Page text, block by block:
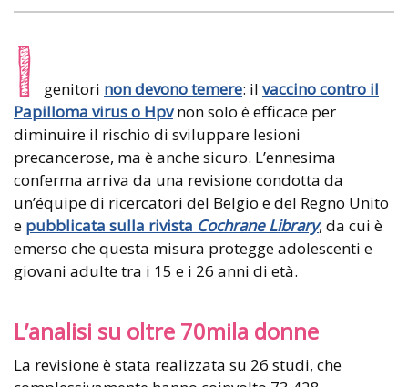
I genitori non devono temere: il vaccino contro il
Papilloma virus o Hpvnon solo è efficace per
diminuire il rischio di sviluppare lesioni
precancerose, ma è anche sicuro. L’ennesima
conferma arriva da una revisione condotta da
un’équipe di ricercatori del Belgio e del Regno Unito
e pubblicata sulla rivista Cochrane Library, da cui è
emerso che questa misura protegge adolescenti e
giovani adulte tra i 15 e i 26 anni di età.
L’analisi su oltre 70mila donne
La revisione è stata realizzata su 26 studi, che